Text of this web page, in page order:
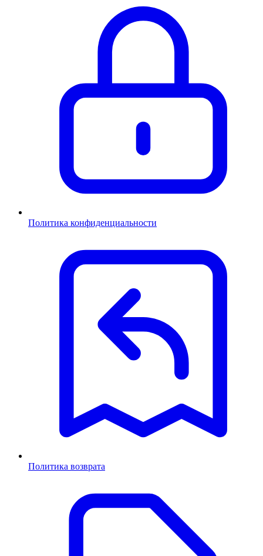
Политика конфиденциальности
Политика возврата